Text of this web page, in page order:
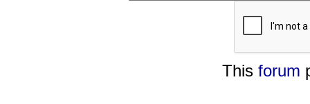
This forum